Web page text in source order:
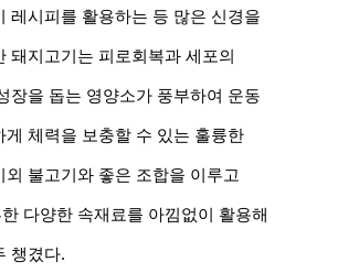
레시피를 활용하는 등 많은 신경을
돼지고기는 피로회복과 세포의
장을 돕는 영양소가 풍부하여 운동
게 체력을 보충할 수 있는 훌륭한
외 불고기와 좋은 조합을 이루고
다양한 속재료를 아낌없이 활용해
챙겼다.